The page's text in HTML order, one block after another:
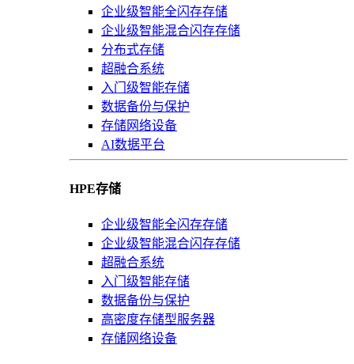
企业级智能全闪存存储
企业级智能混合闪存存储
分布式存储
超融合系统
入门级智能存储
数据备份与保护
存储网络设备
AI数据平台
HPE存储
企业级智能全闪存存储
企业级智能混合闪存存储
超融合系统
入门级智能存储
数据备份与保护
高密度存储型服务器
存储网络设备